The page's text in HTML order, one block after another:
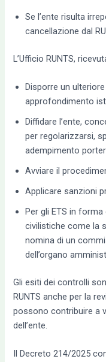
Se l’ente risulta
cancellazione dal
L’Ufficio RUNTS,
Disporre un
approfondimento
Diffidare l’ente,
per regolarizzarsi,
adempimento
Avviare il
Applicare sanzioni
Per gli ETS in
civilistiche come la
nomina di un
dell’organo
Gli esiti dei controlli
RUNTS anche per la
possono contribuire a
dell’ente.
Il Decreto 214/2025